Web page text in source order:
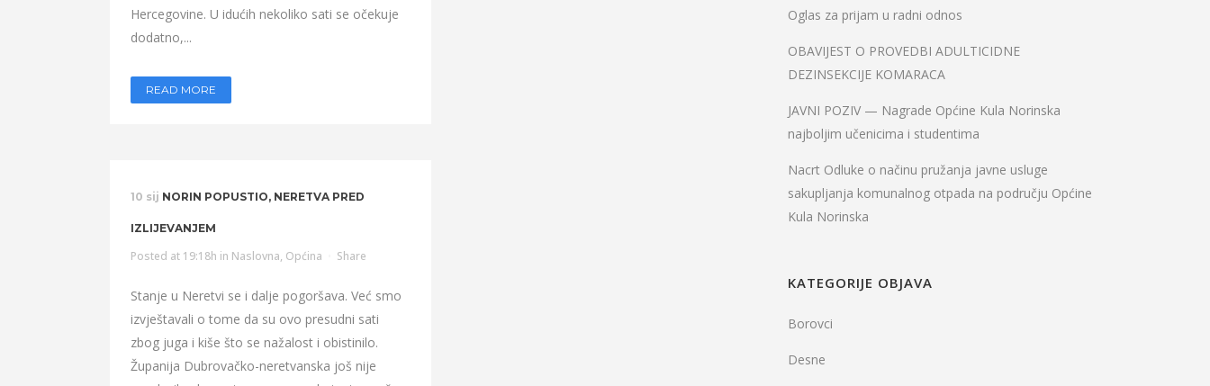
Hercegovine. U idućih nekoliko sati se očekuje
dodatno,...
READ MORE
10 sij NORIN POPUSTIO, NERETVA PRED
IZLIJEVANJEM
Posted at 19:18h in Naslovna, Općina Share
Stanje u Neretvi se i dalje pogoršava. Već smo
izvještavali o tome da su ovo presudni sati
zbog juga i kiše što se nažalost i obistinilo.
Županija Dubrovačko-neretvanska još nije
Oglas za prijam u radni odnos
OBAVIJEST O PROVEDBI ADULTICIDNE
DEZINSEKCIJE KOMARACA
JAVNI POZIV — Nagrade Općine Kula Norinska
najboljim učenicima i studentima
Nacrt Odluke o načinu pružanja javne usluge
sakupljanja komunalnog otpada na području Općine
Kula Norinska
KATEGORIJE OBJAVA
Borovci
Desne